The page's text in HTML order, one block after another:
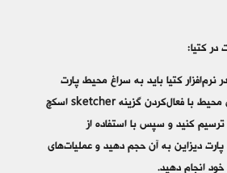
کتیا:
کتیا باید به سراغ محیط پارت
دیزاین کتیا رفته و در این محیط با فعال‌کردن گزینه sketcher اسکچ
کنید و سپس با استفاده از
پارت دیزاین به آن حجم دهید و عملیات‌های
خود انجام دهید.